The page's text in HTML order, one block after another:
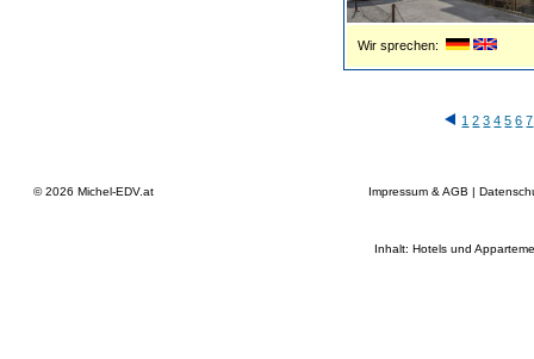
Wir sprechen:
1 2 3 4 5 6 7
© 2026 Michel-EDV.at Impressum & AGB |
Inhalt: Hotels und